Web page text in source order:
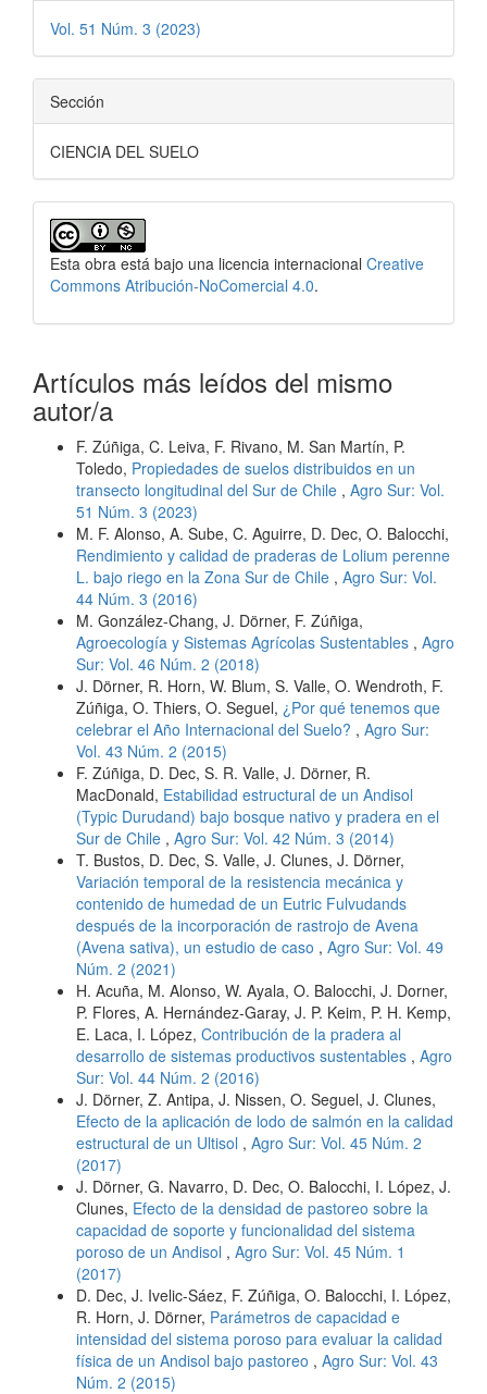
Vol. 51 Núm. 3 (2023)
Sección
CIENCIA DEL SUELO
Esta obra está bajo una licencia internacional Creative
Commons Atribución-NoComercial 4.0.
Artículos más leídos del mismo
autor/a
F. Zúñiga, C. Leiva, F. Rivano, M. San Martín, P.
Toledo, Propiedades de suelos distribuidos en un
transecto longitudinal del Sur de Chile , Agro Sur: Vol.
51 Núm. 3 (2023)
M. F. Alonso, A. Sube, C. Aguirre, D. Dec, O. Balocchi,
Rendimiento y calidad de praderas de Lolium perenne
L. bajo riego en la Zona Sur de Chile , Agro Sur: Vol.
44 Núm. 3 (2016)
M. González-Chang, J. Dörner, F. Zúñiga,
Agroecología y Sistemas Agrícolas Sustentables , Agro
Sur: Vol. 46 Núm. 2 (2018)
J. Dörner, R. Horn, W. Blum, S. Valle, O. Wendroth, F.
Zúñiga, O. Thiers, O. Seguel, ¿Por qué tenemos que
celebrar el Año Internacional del Suelo? , Agro Sur:
Vol. 43 Núm. 2 (2015)
F. Zúñiga, D. Dec, S. R. Valle, J. Dörner, R.
MacDonald, Estabilidad estructural de un Andisol
(Typic Durudand) bajo bosque nativo y pradera en el
Sur de Chile , Agro Sur: Vol. 42 Núm. 3 (2014)
T. Bustos, D. Dec, S. Valle, J. Clunes, J. Dörner,
Variación temporal de la resistencia mecánica y
contenido de humedad de un Eutric Fulvudands
después de la incorporación de rastrojo de Avena
(Avena sativa), un estudio de caso , Agro Sur: Vol. 49
Núm. 2 (2021)
H. Acuña, M. Alonso, W. Ayala, O. Balocchi, J. Dorner,
P. Flores, A. Hernández-Garay, J. P. Keim, P. H. Kemp,
E. Laca, I. López, Contribución de la pradera al
desarrollo de sistemas productivos sustentables , Agro
Sur: Vol. 44 Núm. 2 (2016)
J. Dörner, Z. Antipa, J. Nissen, O. Seguel, J. Clunes,
Efecto de la aplicación de lodo de salmón en la calidad
estructural de un Ultisol , Agro Sur: Vol. 45 Núm. 2
(2017)
J. Dörner, G. Navarro, D. Dec, O. Balocchi, I. López, J.
Clunes, Efecto de la densidad de pastoreo sobre la
capacidad de soporte y funcionalidad del sistema
poroso de un Andisol , Agro Sur: Vol. 45 Núm. 1
(2017)
D. Dec, J. Ivelic-Sáez, F. Zúñiga, O. Balocchi, I. López,
R. Horn, J. Dörner, Parámetros de capacidad e
intensidad del sistema poroso para evaluar la calidad
física de un Andisol bajo pastoreo , Agro Sur: Vol. 43
Núm. 2 (2015)